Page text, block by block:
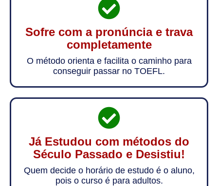
Sofre com a pronúncia e trava
completamente
O método orienta e facilita o caminho para
conseguir passar no TOEFL.
Já Estudou com métodos do
Século Passado e Desistiu!
Quem decide o horário de estudo é o aluno,
pois o curso é para adultos.